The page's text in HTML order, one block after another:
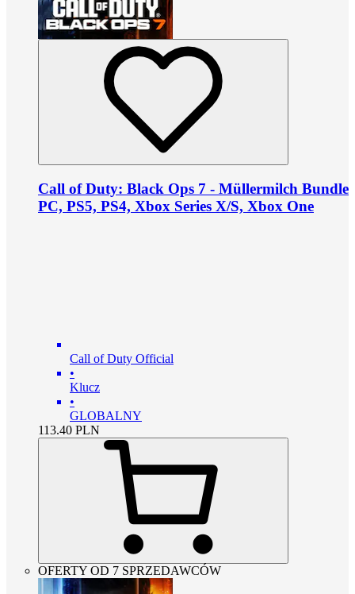
Call of Duty: Black Ops 7 - Müllermilch Bundle
PC, PS5, PS4, Xbox Series X/S, Xbox One
Call of Duty Official
•
Klucz
•
GLOBALNY
113.40 PLN
OFERTY OD 7 SPRZEDAWCÓW